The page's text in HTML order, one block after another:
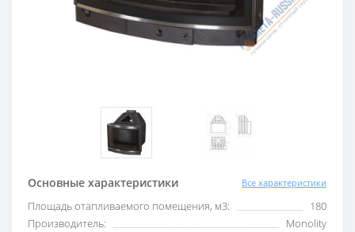
Основные характеристики Все характеристики
Площадь отапливаемого помещения, м3:
180
Производитель:
Monolity